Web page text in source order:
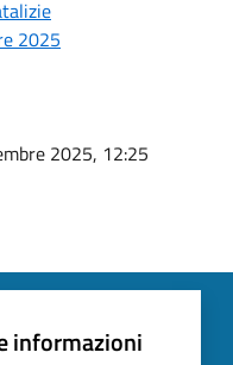
2025
2025, 12:25
informazioni